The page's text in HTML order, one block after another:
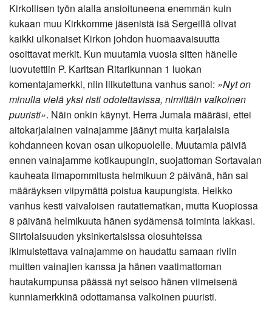
Kirkollisen työn alalla ansioituneena enemmän kuin
kukaan muu Kirkkomme jäsenistä isä Sergeillä olivat
kaikki ulkonaiset Kirkon johdon huomaavaisuutta
osoittavat merkit. Kun muutamia vuosia sitten hänelle
luovutettiin P. Karitsan Ritarikunnan 1 luokan
komentajamerkki, niin liikutettuna vanhus sanoi: »Nyt on
minulla vielä yksi risti odotettavissa, nimittäin valkoinen
puuristi». Näin onkin käynyt. Herra Jumala määräsi, ettei
aitokarjalainen vainajamme jäänyt muita karjalaisia
kohdanneen kovan osan ulkopuolelle. Muutamia päiviä
ennen vainajamme kotikaupungin, suojattoman Sortavalan
kauheata ilmapommitusta helmikuun 2 päivänä, hän sai
määräyksen viipymättä poistua kaupungista. Heikko
vanhus kesti vaivaloisen rautatiematkan, mutta Kuopiossa
8 päivänä helmikuuta hänen sydämensä toiminta lakkasi.
Siirtolaisuuden yksinkertaisissa olosuhteissa
ikimuistettava vainajamme on haudattu samaan riviin
muitten vainajien kanssa ja hänen vaatimattoman
hautakumpunsa päässä nyt seisoo hänen viimeisenä
kunniamerkkinä odottamansa valkoinen puuristi.